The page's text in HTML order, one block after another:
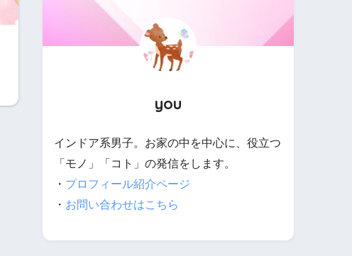
you
インドア系男子。お家の中を中心に、役立つ
「モノ」「コト」の発信をします。
・ プロフィール紹介ページ
・ お問い合わせはこちら